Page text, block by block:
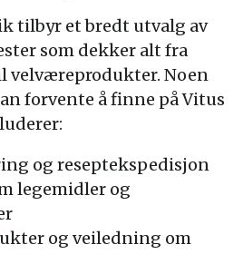
tilbyr et bredt utvalg av
som dekker alt fra
velværeprodukter. Noen
forvente å finne på Vitus
og reseptekspedisjon
legemidler og
og veiledning om